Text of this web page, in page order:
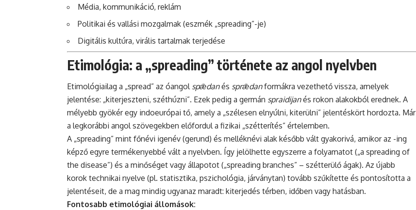
Média, kommunikáció, reklám
Politikai és vallási mozgalmak (eszmék „spreading”-je)
Digitális kultúra, virális tartalmak terjedése
Etimológia: a „spreading” története az angol nyelvben
Etimológiailag a „spread” az óangol spǣdanés sprǣdanformákra vezethető vissza, amelyek
jelentése: „kiterjeszteni, széthúzni”. Ezek pedig a germán spraidijanés rokon alakokból erednek. A
mélyebb gyökér egy indoeurópai tő, amely a „szélesen elnyúlni, kiterülni” jelentéskört hordozta. Már
a legkorábbi angol szövegekben előfordul a fizikai „szétterítés” értelemben.
A „spreading” mint főnévi igenév (gerund) és melléknévi alak később vált gyakorivá, amikor az -ing
képző egyre termékenyebbé vált a nyelvben. Így jelölhette egyszerre a folyamatot („a spreading of
the disease”) és a minőséget vagy állapotot („spreading branches” – szétterülő ágak). Az újabb
korok technikai nyelve (pl. statisztika, pszichológia, járványtan) tovább szűkítette és pontosította a
jelentéseit, de a mag mindig ugyanaz maradt: kiterjedés térben, időben vagy hatásban.
Fontosabb etimológiai állomások: